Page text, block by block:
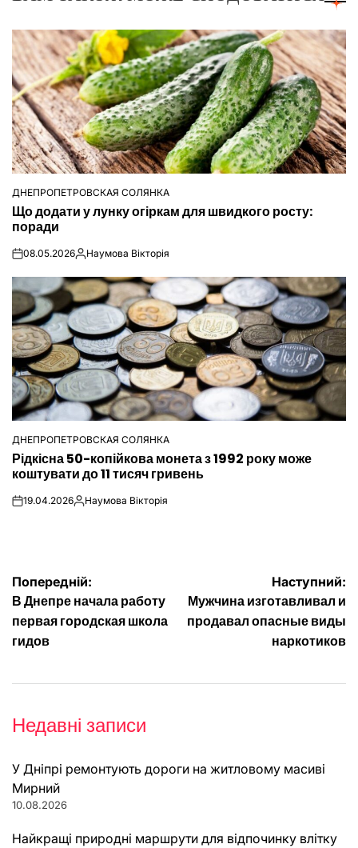
ОПУБЛІКУВАТИ
У
ДНЕПРОПЕТРОВСКАЯ СОЛЯНКА
Що додати у лунку огіркам для швидкого росту:
поради
on08.05.2026Опубліковано
Наумова Вікторія
ОПУБЛІКУВАТИ
У
ДНЕПРОПЕТРОВСКАЯ СОЛЯНКА
Рідкісна 50-копійкова монета з 1992 року може
коштувати до 11 тисяч гривень
on19.04.2026Опубліковано
Наумова Вікторія
Навігація
записів
Попередній:
В Днепре начала работу
первая городская школа
гидов
Наступний:
Мужчина изготавливал и
продавал опасные виды
наркотиков
Недавні записи
У Дніпрі ремонтують дороги на житловому масиві
Мирний
10.08.2026
Найкращі природні маршрути для відпочинку влітку